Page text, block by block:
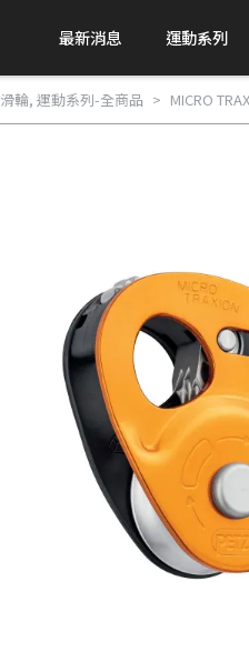
最新消息 運動系列
輪, 運動系列-全商品 MICRO